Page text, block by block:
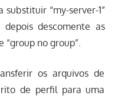
substituir “my-server-1”
descomente as
“group no group”.
os arquivos de
de perfil para uma